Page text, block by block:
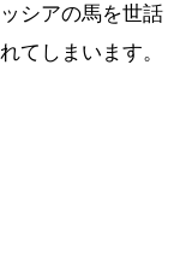
シアの馬を世話
てしまいます。